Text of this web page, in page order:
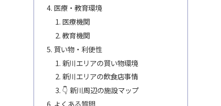
医療・教育環境
医療機関
教育機関
買い物・利便性
新川エリアの買い物環境
新川エリアの飲食店事情
👇 新川周辺の施設マップ
よくある質問